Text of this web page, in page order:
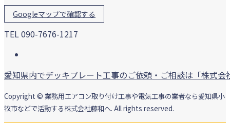
Googleマップで確認する
TEL 090-7676-1217
愛知県内でデッキプレート工事のご依頼・ご相談は「株式
Copyright © 業務用エアコン取り付け工事や電気工事の業者なら愛知県小
牧市などで活動する株式会社藤和へ. All rights reserved.